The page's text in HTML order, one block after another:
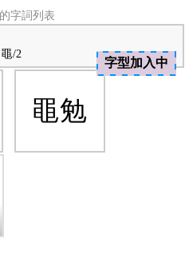
的字詞列表
黽/2
黽勉
字型加入中